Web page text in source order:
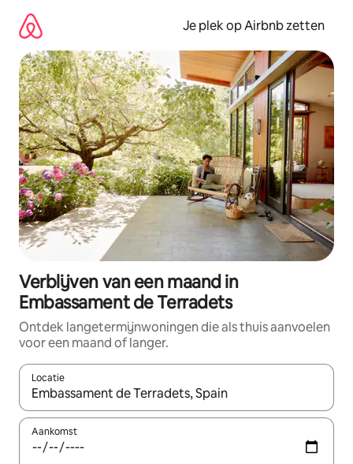
direct
naar
inhoud
Je plek op Airbnb zetten
Verblijven van een maand in
Embassament de Terradets
Ontdek langetermijnwoningen die als thuis aanvoelen
voor een maand of langer.
Locatie
Wanneer er resultaten beschikbaar zijn, maak je een keuze
Aankomst